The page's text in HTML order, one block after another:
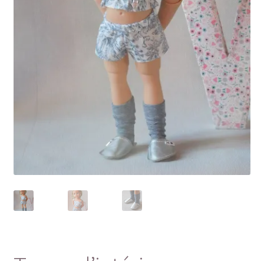
Politique de confidentialité
Politique de cookies (UE)